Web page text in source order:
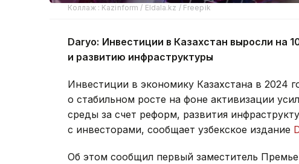
Коллаж : Kazinform / Eldala.kz / Freepik
Daryo: Инвестиции в Казахстан выросли на
и развитию инфраструктуры
Инвестиции в экономику Казахстана в 2024
о стабильном росте на фоне активизации
среды за счет реформ, развития
с инвесторами, сообщает узбекское издание
Об этом сообщил первый заместитель